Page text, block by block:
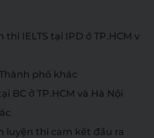
IELTS tại IPD ở TP.HCM v
phố khác
BC ở TP.HCM và Hà Nội
luyện thi cam kết đầu ra